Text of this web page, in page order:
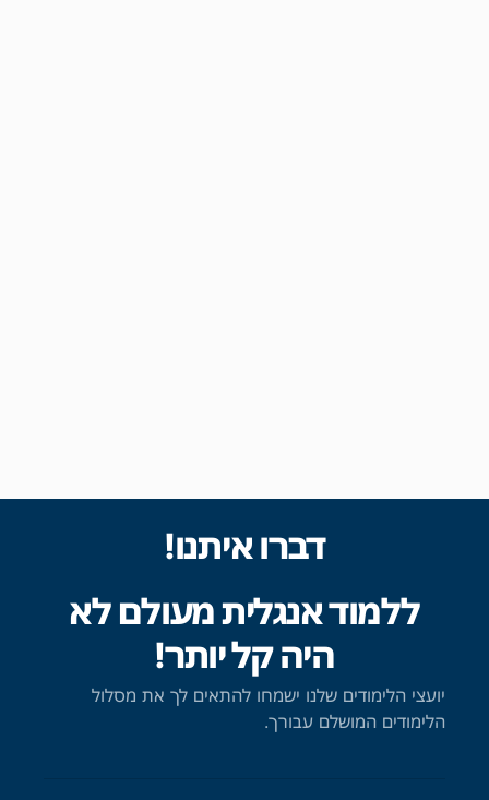
דברו איתנו!
ללמוד אנגלית מעולם לא
היה קל יותר!
יועצי הלימודים שלנו ישמחו להתאים לך את מסלול
הלימודים המושלם עבורך.